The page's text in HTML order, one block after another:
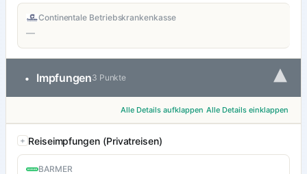
Continentale Betriebskrankenkasse
—
• Impfungen3 Punkte ▾
Alle Details aufklappen Alle Details einklappen
Reiseimpfungen (Privatreisen)
BARMER